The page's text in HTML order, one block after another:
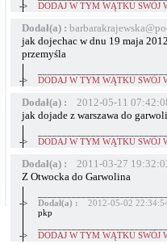
->
DODAJ W TYM WĄTKU SWÓJ
Dodał(a) :
jak dojechac w dnu 19 maja
przemyśla
->
DODAJ W TYM WĄTKU SWÓJ
Dodał(a) :
2012-05-11
jak dojade z warszawa do
->
DODAJ W TYM WĄTKU SWÓJ
Dodał(a) :
2011-03-27
Z Otwocka do Garwolina
->
Dodał(a) :
2012-05-02
pkp
->
DODAJ W TYM WĄTKU SWÓJ